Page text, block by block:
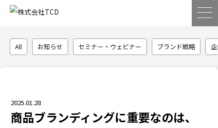
All お知らせ セミナー・ウェビナー ブランド戦略
2025.01.28
商品ブランディングに重要なのは、